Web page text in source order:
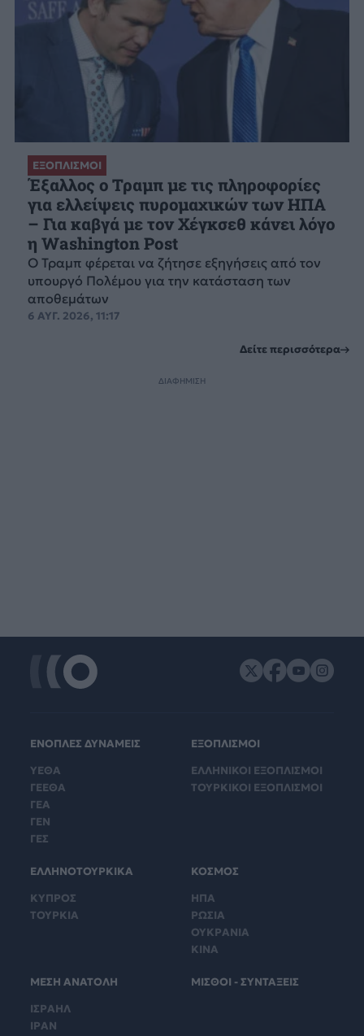
ΕΞΟΠΛΙΣΜΟΙ
Έξαλλος ο Τραμπ με τις πληροφορίες
για ελλείψεις πυρομαχικών των ΗΠΑ
– Για καβγά με τον Χέγκσεθ κάνει λόγο
η Washington Post
Ο Τραμπ φέρεται να ζήτησε εξηγήσεις από τον
υπουργό Πολέμου για την κατάσταση των
αποθεμάτων
6 ΑΥΓ. 2026, 11:17
Δείτε περισσότερα
ΔΙΑΦΗΜΙΣΗ
ΕΝΟΠΛΕΣ ΔΥΝΑΜΕΙΣ
ΥΕΘΑ
ΓΕΕΘΑ
ΓΕΑ
ΓΕΝ
ΓΕΣ
ΕΞΟΠΛΙΣΜΟΙ
ΕΛΛΗΝΙΚΟΙ ΕΞΟΠΛΙΣΜΟΙ
ΤΟΥΡΚΙΚΟΙ ΕΞΟΠΛΙΣΜΟΙ
ΕΛΛΗΝΟΤΟΥΡΚΙΚΑ
ΚΥΠΡΟΣ
ΤΟΥΡΚΙΑ
ΚΟΣΜΟΣ
ΗΠΑ
ΡΩΣΙΑ
ΟΥΚΡΑΝΙΑ
ΚΙΝΑ
ΜΕΣΗ ΑΝΑΤΟΛΗ
ΙΣΡΑΗΛ
ΙΡΑΝ
ΜΙΣΘΟΙ - ΣΥΝΤΑΞΕΙΣ